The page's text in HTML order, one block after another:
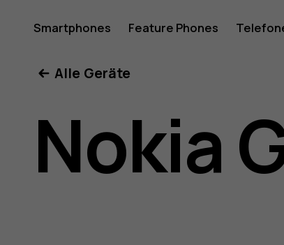
Nokia
G11
Smartphones Feature Phones
Alle Geräte
Nokia